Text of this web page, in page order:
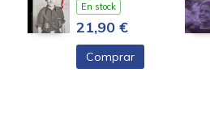
En stock
21,90 €
Comprar